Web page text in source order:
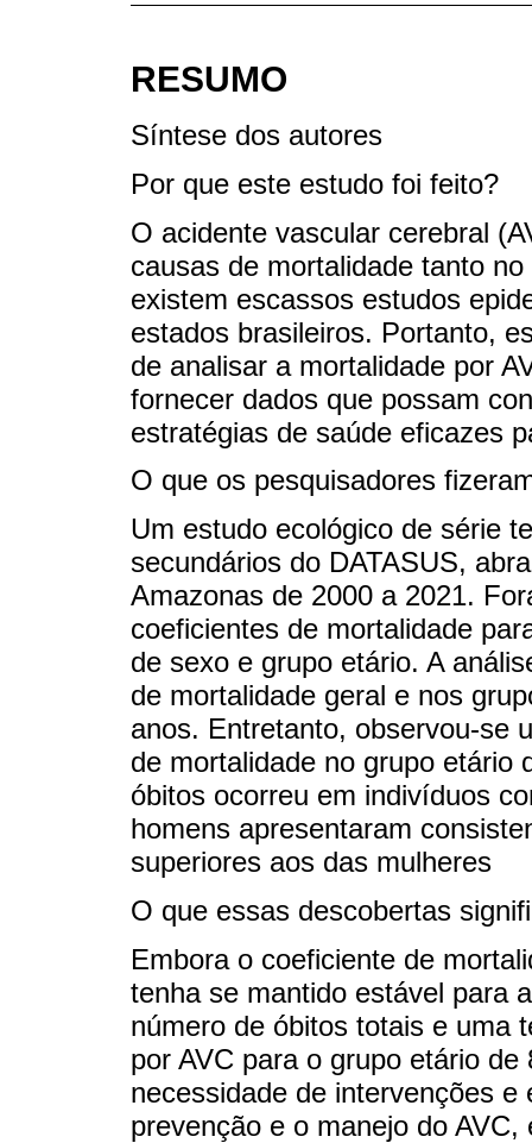
RESUMO
Síntese dos autores
Por que este estudo foi feito?
O acidente vascular cerebral
causas de mortalidade tanto
existem escassos estudos
estados brasileiros. Portanto,
de analisar a mortalidade por
fornecer dados que possam
estratégias de saúde eficazes
O que os pesquisadores
Um estudo ecológico de série
secundários do DATASUS,
Amazonas de 2000 a 2021.
coeficientes de mortalidade
de sexo e grupo etário. A
de mortalidade geral e nos
anos. Entretanto, observou-se
de mortalidade no grupo etário
óbitos ocorreu em indivíduos
homens apresentaram
superiores aos das mulheres
O que essas descobertas
Embora o coeficiente de
tenha se mantido estável para
número de óbitos totais e uma
por AVC para o grupo etário
necessidade de intervenções
prevenção e o manejo do